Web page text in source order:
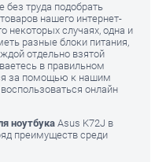
труда подобрать
нашего интернет-
некоторых случаях, одна и
разные блоки питания,
отдельно взятой
в правильном
за помощью к нашим
онлайн
ноутбука Asus K72J в
преимуществ среди